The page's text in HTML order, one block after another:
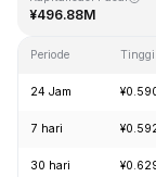
¥496.88M
Periode Tinggi
24 Jam
7 hari
30 hari